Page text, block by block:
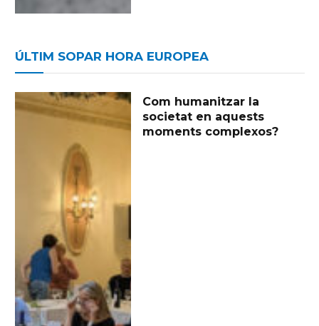
ÚLTIM SOPAR HORA EUROPEA
Com humanitzar la
societat en aquests
moments complexos?